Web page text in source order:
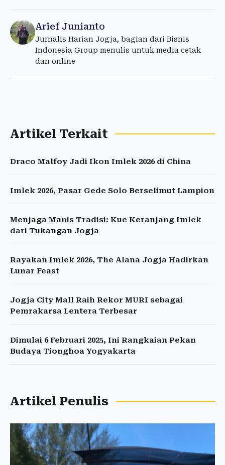
Arief Junianto
Jurnalis Harian Jogja, bagian dari Bisnis
Indonesia Group menulis untuk media cetak
dan online
Artikel Terkait
Draco Malfoy Jadi Ikon Imlek 2026 di China
Imlek 2026, Pasar Gede Solo Berselimut Lampion
Menjaga Manis Tradisi: Kue Keranjang Imlek
dari Tukangan Jogja
Rayakan Imlek 2026, The Alana Jogja Hadirkan
Lunar Feast
Jogja City Mall Raih Rekor MURI sebagai
Pemrakarsa Lentera Terbesar
Dimulai 6 Februari 2025, Ini Rangkaian Pekan
Budaya Tionghoa Yogyakarta
Artikel Penulis